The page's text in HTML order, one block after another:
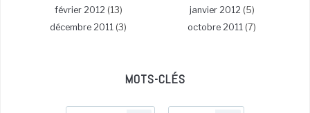
février 2012 (13) janvier 2012 (5)
décembre 2011 (3) octobre 2011 (7)
MOTS-CLÉS